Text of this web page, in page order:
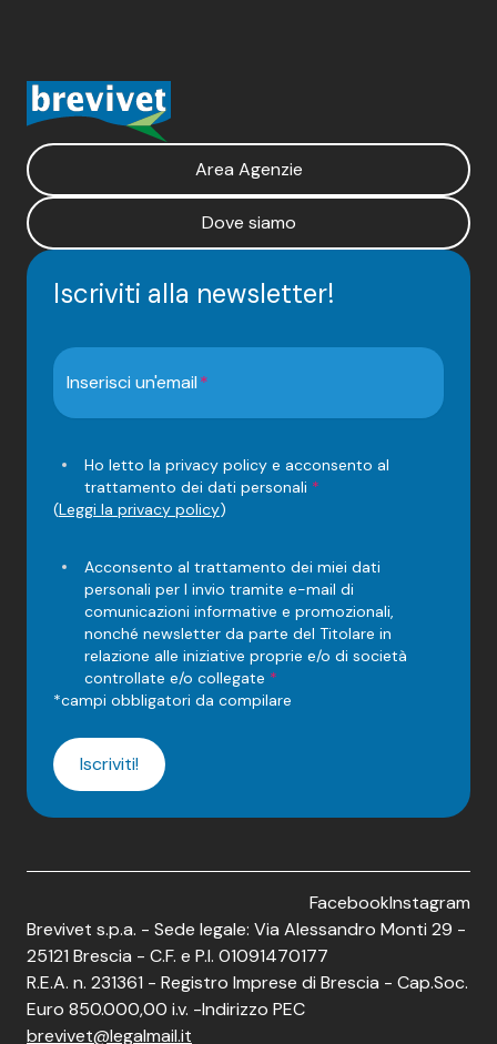
Area Agenzie
Dove siamo
Iscriviti alla newsletter!
Inserisci un'email
Ho letto la privacy policy e acconsento al
trattamento dei dati personali *
(Leggi la privacy policy)
Acconsento al trattamento dei miei dati
personali per l invio tramite e-mail di
comunicazioni informative e promozionali,
nonché newsletter da parte del Titolare in
relazione alle iniziative proprie e/o di società
controllate e/o collegate *
*campi obbligatori da compilare
Iscriviti!
FacebookInstagram
Brevivet s.p.a. - Sede legale: Via Alessandro Monti 29 -
25121 Brescia - C.F. e P.I. 01091470177
R.E.A. n. 231361 - Registro Imprese di Brescia - Cap.Soc.
Euro 850.000,00 i.v. -Indirizzo PEC
brevivet@legalmail.it